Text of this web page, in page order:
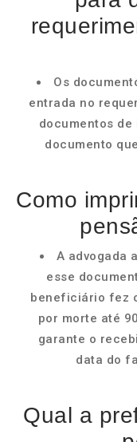
Os
entrada no
documentos
documento
Como
A advogada
esse
beneficiário fez
por morte até
garante o
data do
Qual a